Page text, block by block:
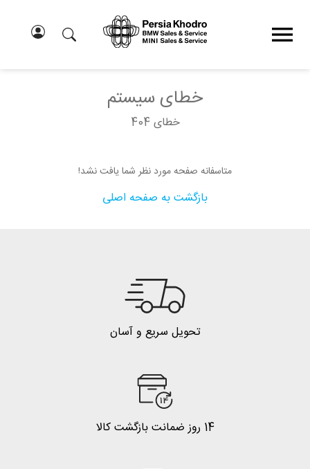
خطای سیستم
خطای 404
متاسفانه صفحه مورد نظر شما یافت نشد!
بازگشت به صفحه اصلی
تحویل سریع و آسان
14 روز ضمانت بازگشت کالا